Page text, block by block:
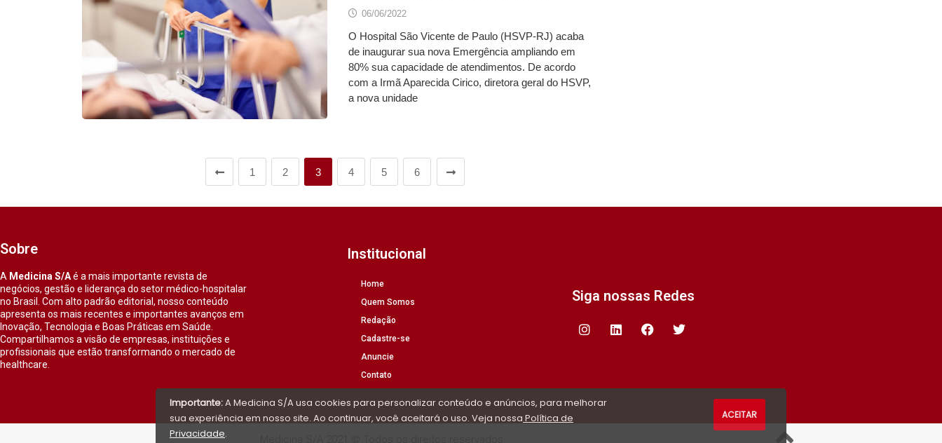
06/06/2022
O Hospital São Vicente de Paulo (HSVP-RJ) acaba
de inaugurar sua nova Emergência ampliando em
80% sua capacidade de atendimentos. De acordo
com a Irmã Aparecida Cirico, diretora geral do HSVP,
a nova unidade
1 2 3 4 5 6
Sobre
A Medicina S/Aé a mais importante revista de
negócios, gestão e liderança do setor médico-hospitalar
no Brasil. Com alto padrão editorial, nosso conteúdo
apresenta os mais recentes e importantes avanços em
Inovação, Tecnologia e Boas Práticas em Saúde.
Compartilhamos a visão de empresas, instituições e
profissionais que estão transformando o mercado de
healthcare.
Institucional
Home
Quem Somos
Redação
Cadastre-se
Anuncie
Contato
Siga nossas Redes
Importante:A Medicina S/A usa cookies para personalizar conteúdo e anúncios, para melhorar
sua experiência em nosso site. Ao continuar, você aceitará o uso. Veja nossa Política de
Privacidade.
ACEITAR